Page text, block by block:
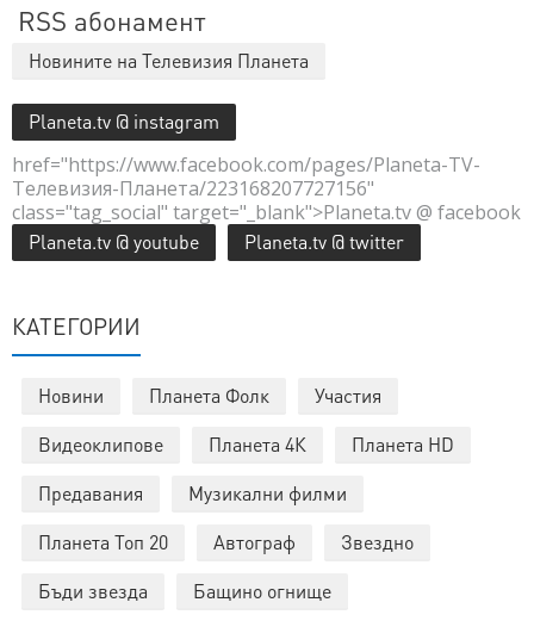
RSS абонамент
Новините на Телевизия Планета
Planeta.tv @ instagram
href="https://www.facebook.com/pages/Planeta-TV-
Телевизия-Планета/223168207727156"
class="tag_social" target="_blank">Planeta.tv @ facebook
Planeta.tv @ youtube Planeta.tv @ twitter
КАТЕГОРИИ
Новини Планета Фолк
Участия
Видеоклипове
Планета 4К
Планета HD
Предавания
Музикални филми
Планета Топ 20
Автограф
Звездно
Бъди звезда
Бащино огнище